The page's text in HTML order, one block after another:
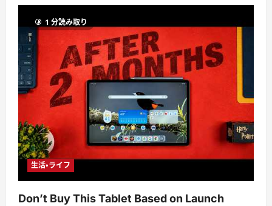
1 分読み取り
生活・ライフ
Don’t Buy This Tablet Based on Launch